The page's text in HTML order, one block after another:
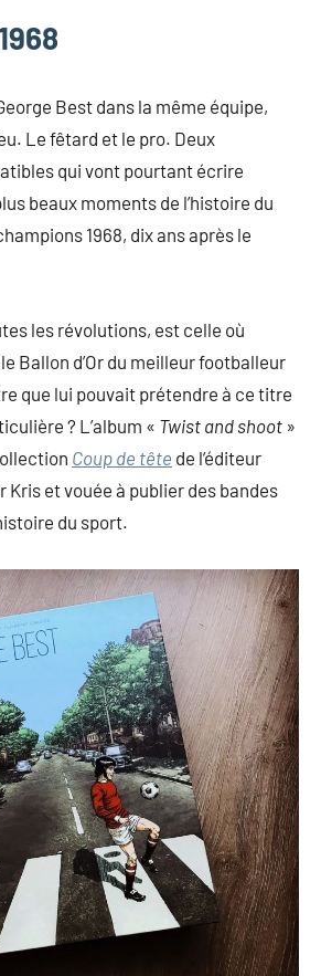
Best dans la même équipe,
Le fêtard et le pro. Deux
qui vont pourtant écrire
beaux moments de l’histoire du
1968, dix ans après le
les révolutions, est celle où
Ballon d’Or du meilleur footballeur
que lui pouvait prétendre à ce titre
? L’album « Twist and shoot »
Coup de tête de l’éditeur
Kris et vouée à publier des bandes
du sport.